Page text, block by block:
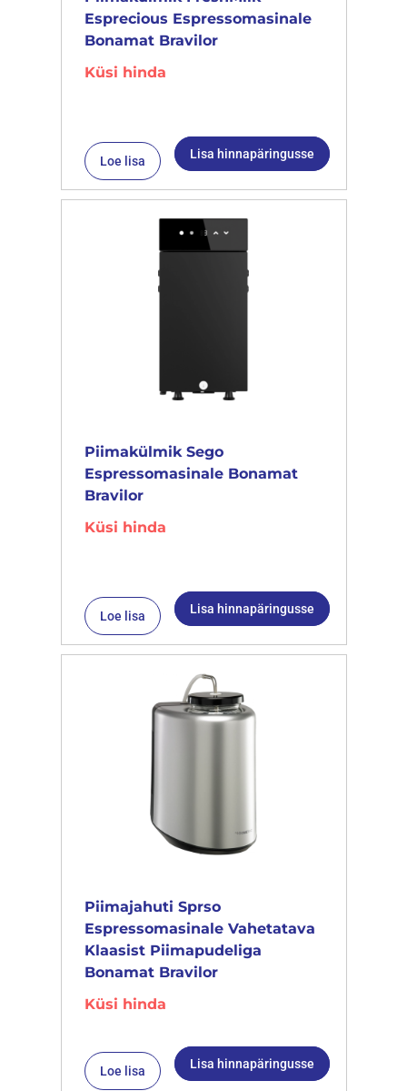
Esprecious Espressomasinale
Bonamat Bravilor
Küsi hinda
Loe lisa Lisa hinnapäringusse
Piimakülmik Sego
Espressomasinale Bonamat
Bravilor
Küsi hinda
Loe lisa Lisa hinnapäringusse
Piimajahuti Sprso
Espressomasinale Vahetatava
Klaasist Piimapudeliga
Bonamat Bravilor
Küsi hinda
Loe lisa Lisa hinnapäringusse